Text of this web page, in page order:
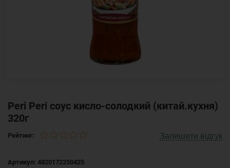
Peri Peri соус кисло-солодкий (китай.кухня)
320г
Рейтинг: Залишити відгук
Артикул: 4820172250425